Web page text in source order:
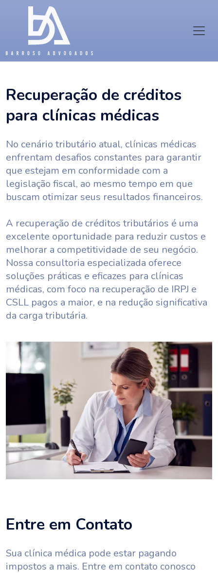
Recuperação de créditos
para clínicas médicas
No cenário tributário atual, clínicas médicas
enfrentam desafios constantes para garantir
que estejam em conformidade com a
legislação fiscal, ao mesmo tempo em que
buscam otimizar seus resultados financeiros.
A recuperação de créditos tributários é uma
excelente oportunidade para reduzir custos e
melhorar a competitividade de seu negócio.
Nossa consultoria especializada oferece
soluções práticas e eficazes para clínicas
médicas, com foco na recuperação de IRPJ e
CSLL pagos a maior, e na redução significativa
da carga tributária.
Entre em Contato
Sua clínica médica pode estar pagando
impostos a mais. Entre em contato conosco